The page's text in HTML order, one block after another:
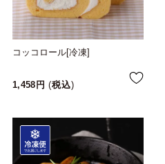
コッコロール[冷凍]
1,458 税込